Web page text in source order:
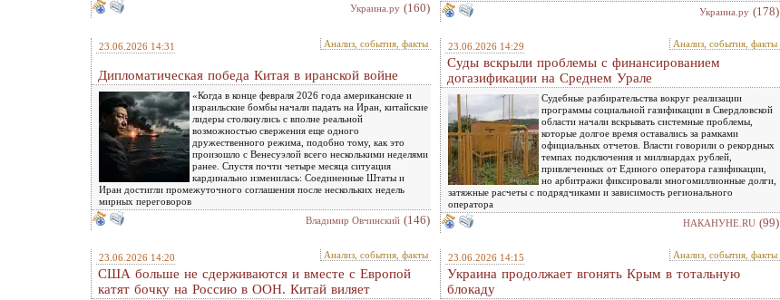
Украина.ру (160)
Украина.ру (178)
23.06.2026 14:31 Анализ, события, факты
Дипломатическая победа Китая в иранской войне
«Когда в конце февраля 2026 года американские и
израильские бомбы начали падать на Иран, китайские
лидеры столкнулись с вполне реальной
возможностью свержения еще одного
дружественного режима, подобно тому, как это
произошло с Венесуэлой всего несколькими неделями
ранее. Спустя почти четыре месяца ситуация
кардинально изменилась: Соединенные Штаты и
Иран достигли промежуточного соглашения после нескольких недель
мирных переговоров
Владимир Овчинский (146)
23.06.2026 14:29 Анализ, события, факты
Суды вскрыли проблемы с финансированием
догазификации на Среднем Урале
Судебные разбирательства вокруг реализации
программы социальной газификации в Свердловской
области начали вскрывать системные проблемы,
которые долгое время оставались за рамками
официальных отчетов. Власти говорили о рекордных
темпах подключения и миллиардах рублей,
привлеченных от Единого оператора газификации,
но арбитражи фиксировали многомиллионные долги,
затяжные расчеты с подрядчиками и зависимость регионального
оператора
НАКАНУНЕ.RU (99)
23.06.2026 14:20 Анализ, события, факты
США больше не сдерживаются и вместе с Европой
катят бочку на Россию в ООН. Китай виляет
23.06.2026 14:15 Анализ, события, факты
Украина продолжает вгонять Крым в тотальную
блокаду